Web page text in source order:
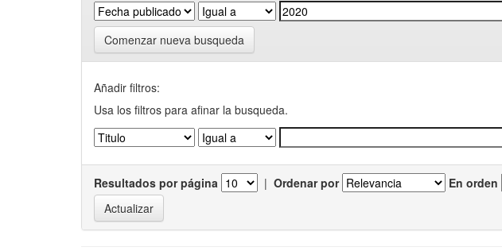
Comenzar nueva busqueda
Añadir filtros:
Usa los filtros para afinar la busqueda.
Resultados por página | Ordenar por En orden